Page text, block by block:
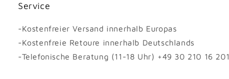
Service
-Kostenfreier Versand innerhalb Europas
-Kostenfreie Retoure innerhalb Deutschlands
-Telefonische Beratung (11-18 Uhr) +49 30 210 16 201